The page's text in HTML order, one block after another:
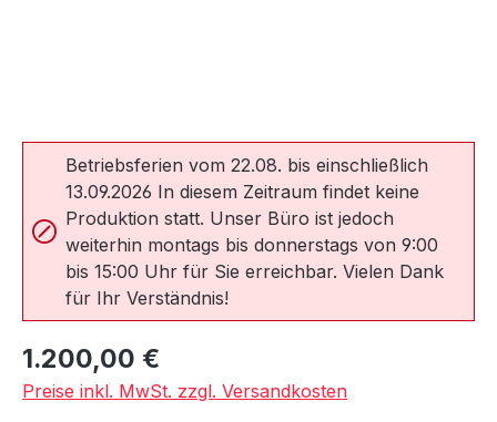
Betriebsferien vom 22.08. bis einschließlich
13.09.2026 In diesem Zeitraum findet keine
Produktion statt. Unser Büro ist jedoch
weiterhin montags bis donnerstags von 9:00
bis 15:00 Uhr für Sie erreichbar. Vielen Dank
für Ihr Verständnis!
Regulärer Preis:
1.200,00 €
Preise inkl. MwSt. zzgl. Versandkosten